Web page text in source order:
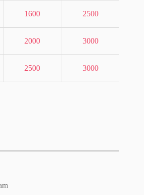
1600 2500
2000 3000
2500 3000